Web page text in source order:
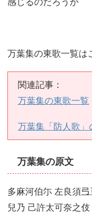
万葉集の東歌一覧は
関連記事：
万葉集の東歌一覧
万葉集 「防人歌」
万葉集の原文
多麻河伯尓 左良須
兒乃 己許太可奈之伎